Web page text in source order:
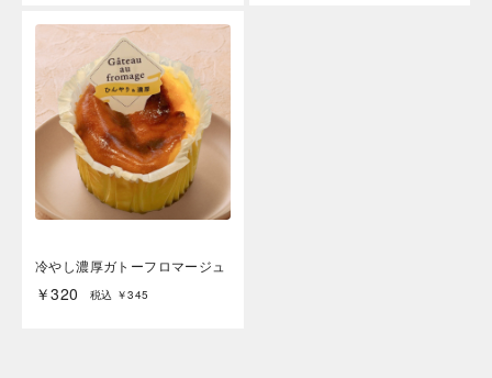
冷やし濃厚ガトーフロマージュ
￥320 税込 ￥345